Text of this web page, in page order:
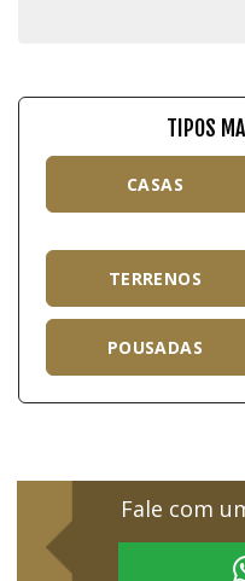
TIPOS
CASAS
TERRENOS
POUSADAS
Fale com